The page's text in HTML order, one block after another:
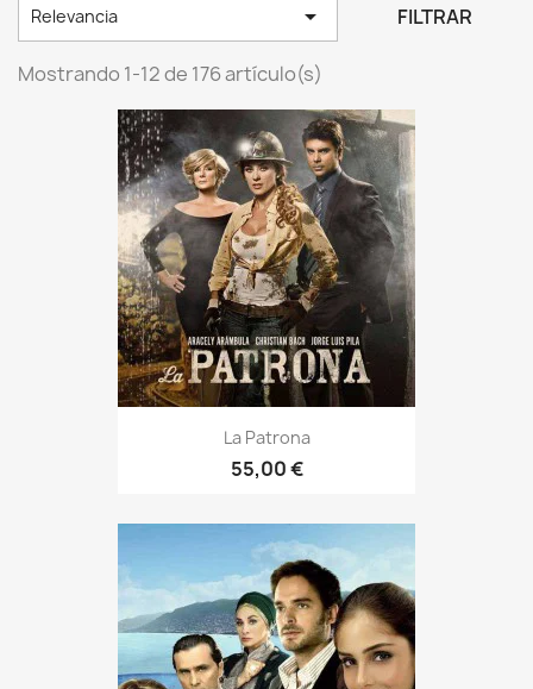
Relevancia  FILTRAR
Mostrando 1-12 de 176 artículo(s)
La Patrona
55,00 €